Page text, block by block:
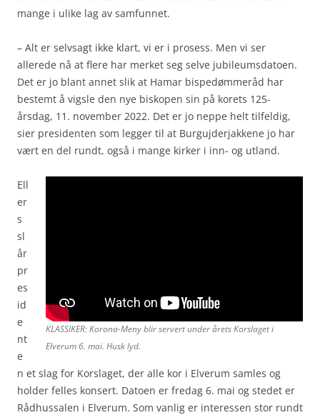
mange i ulike lag av samfunnet.
– Alt er selvsagt ikke klart, vi er i prosess. Men vi ser
allerede nå at flere har merket seg selve jubileumsdatoen.
Det er jo blant annet slik at Hamar bispedømmeråd har
bestemt å vigsle den nye biskopen sin på korets 125-
årsdag, 11. november 2022. Det er jo neppe helt tilfeldig,
sier presidenten som legger til at Burgujderjakkene jo har
vært en del rundt, også i mange kirker i inn- og utland.
KLASSIKER: Korona-Meny blir servert under årets Korslaget i
Elverum 6. mai. Husk lyd.
Ell
er
s
sl
år
pr
es
id
e
nt
e
n et slag for Korslaget, der alle kor i Elverum samles og
holder felles konsert. Datoen er fredag 6. mai og stedet er
Rådhussalen i Elverum. Som vanlig er interessen stor rundt